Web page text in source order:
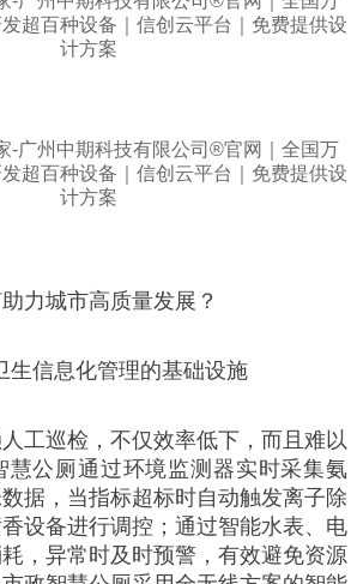
力城市高质量发展？
生信息化管理的基础设施
工巡检，不仅效率低下，而且难以
慧公厕通过环境监测器实时采集氨
据，当指标超标时自动触发离子除
设备进行调控；通过智能水表、电
，异常时及时预警，有效避免资源